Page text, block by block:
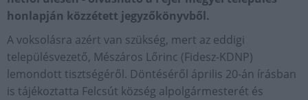
honlapján közzétett jegyzőkönyvből.
A voksolásra azért van szükség, mert az eddigi
településvezető, Mészáros Lőrinc (Fidesz-KDNP)
lemondott tisztségéről. Döntéséről április 20-án írásban
is tájékoztatta Felcsút község alpolgármesterét és